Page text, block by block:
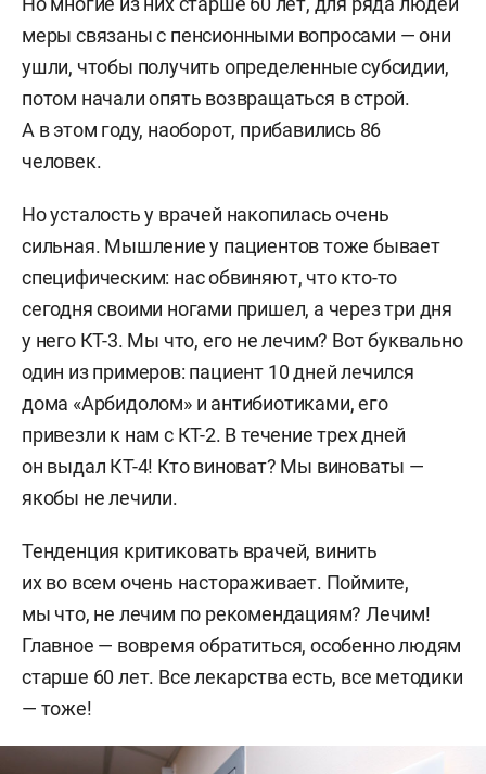
меры связаны с пенсионными вопросами — они
ушли, чтобы получить определенные субсидии,
потом начали опять возвращаться в строй.
А в этом году, наоборот, прибавились 86
человек.
Но усталость у врачей накопилась очень
сильная. Мышление у пациентов тоже бывает
специфическим: нас обвиняют, что кто-то
сегодня своими ногами пришел, а через три дня
у него КТ-3. Мы что, его не лечим? Вот буквально
один из примеров: пациент 10 дней лечился
дома «Арбидолом» и антибиотиками, его
привезли к нам с КТ-2. В течение трех дней
он выдал КТ-4! Кто виноват? Мы виноваты —
якобы не лечили.
Тенденция критиковать врачей, винить
их во всем очень настораживает. Поймите,
мы что, не лечим по рекомендациям? Лечим!
Главное — вовремя обратиться, особенно людям
старше 60 лет. Все лекарства есть, все методики
— тоже!